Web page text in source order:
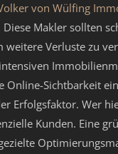
von Wülfing
Diese Makler sollten
weitere Verluste zu
Online-Sichtbarkeit ein
Erfolgsfaktor. Wer
Kunden. Eine